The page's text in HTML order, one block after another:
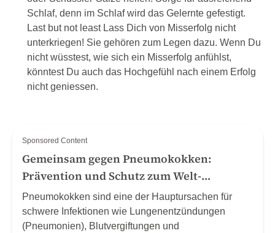
Schlaf, denn im Schlaf wird das Gelernte gefestigt.
Last but not least Lass Dich von Misserfolg nicht
unterkriegen! Sie gehören zum Legen dazu. Wenn Du
nicht wüsstest, wie sich ein Misserfolg anfühlst,
könntest Du auch das Hochgefühl nach einem Erfolg
nicht geniessen.
Sponsored Content
Gemeinsam gegen Pneumokokken:
Prävention und Schutz zum Welt-
Pneumonie-Tag (12.11.24)
Pneumokokken sind eine der Hauptursachen für
schwere Infektionen wie Lungenentzündungen
(Pneumonien), Blutvergiftungen und